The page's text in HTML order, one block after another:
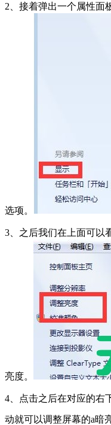
2、接着弹出一个属性面
选项。
3、之后我们在上面可以
亮度。
4、点击之后在对应的右
动就可以调整屏幕的a暗